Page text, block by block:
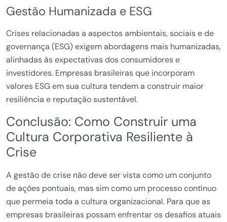
Gestão Humanizada e ESG
Crises relacionadas a aspectos ambientais, sociais e de
governança (ESG) exigem abordagens mais humanizadas,
alinhadas às expectativas dos consumidores e
investidores. Empresas brasileiras que incorporam
valores ESG em sua cultura tendem a construir maior
resiliência e reputação sustentável.
Conclusão: Como Construir uma
Cultura Corporativa Resiliente à
Crise
A gestão de crise não deve ser vista como um conjunto
de ações pontuais, mas sim como um processo contínuo
que permeia toda a cultura organizacional. Para que as
empresas brasileiras possam enfrentar os desafios atuais